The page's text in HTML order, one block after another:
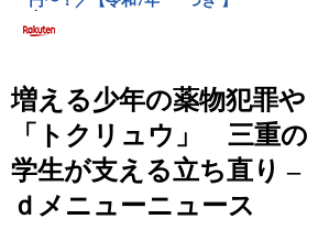
増える少年の薬物犯罪や
「トクリュウ」 三重の
学生が支える立ち直り –
ｄメニューニュース